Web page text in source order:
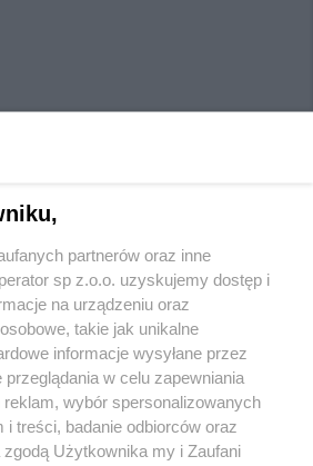
regulamin korzystania z portali
Skontaktuj się z nami
partnerów oraz inne
sp z.o.o. uzyskujemy dostęp i
na urządzeniu oraz
takie jak unikalne
informacje wysyłane przez
w celu zapewniania
wybór spersonalizowanych
i treści, badanie odbiorców oraz
zgodą Użytkownika my i Zaufani